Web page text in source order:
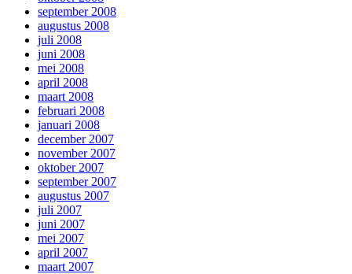
september 2008
augustus 2008
juli 2008
juni 2008
mei 2008
april 2008
maart 2008
februari 2008
januari 2008
december 2007
november 2007
oktober 2007
september 2007
augustus 2007
juli 2007
juni 2007
mei 2007
april 2007
maart 2007